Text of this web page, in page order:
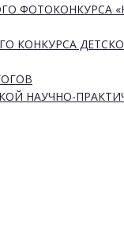
ФОТОКОНКУРСА
КОНКУРСА
НАУЧНО-